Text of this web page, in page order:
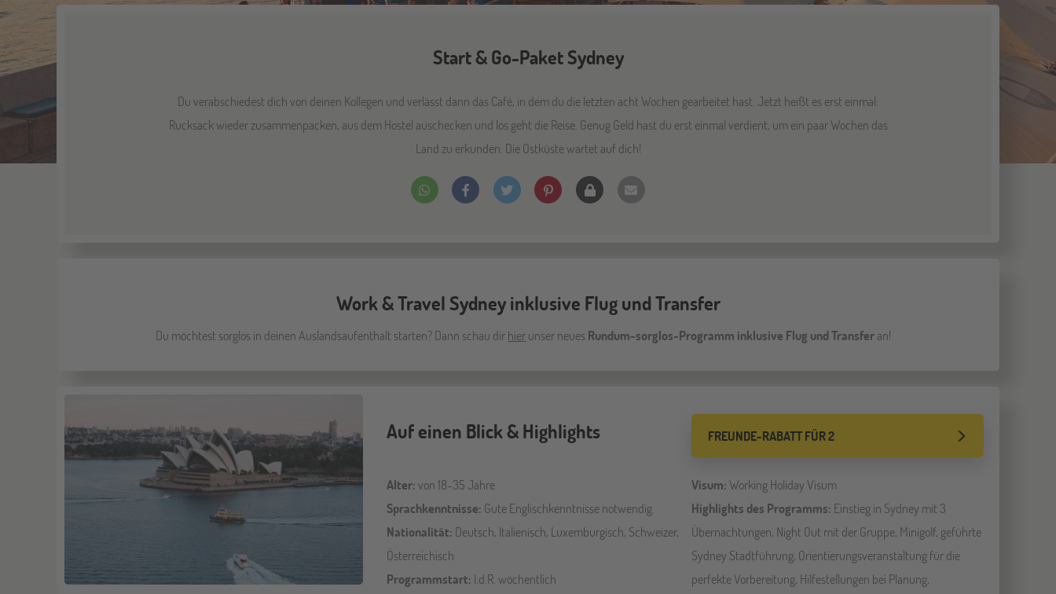
Start & Go-Paket Sydney
Du verabschiedest dich von deinen Kollegen und verlässt dann das Café, in dem du die letzten acht Wochen gearbeitet hast. Jetzt heißt es erst einmal:
Rucksack wieder zusammenpacken, aus dem Hostel auschecken und los geht die Reise. Genug Geld hast du erst einmal verdient, um ein paar Wochen das
Land zu erkunden. Die Ostküste wartet auf dich!
Work & Travel Sydney inklusive Flug und Transfer
Du möchtest sorglos in deinen Auslandsaufenthalt starten? Dann schau dirhierunser neuesRundum-sorglos-Programm inklusive Flug und Transferan!
FREUNDE-RABATT FÜR 2
Auf einen Blick & Highlights
Alter:von 18-35 Jahre
Sprachkenntnisse: Gute Englischkenntnisse notwendig.
Nationalität: Deutsch, Italienisch, Luxemburgisch, Schweizer,
Österreichisch
Programmstart: I.d.R. wöchentlich
Visum:Working Holiday Visum
Highlights des Programms: Einstieg in Sydney mit 3
Übernachtungen, Night Out mit der Gruppe, Minigolf, geführte
Sydney Stadtführung, Orientierungsveranstaltung für die
perfekte Vorbereitung, Hilfestellungen bei Planung,